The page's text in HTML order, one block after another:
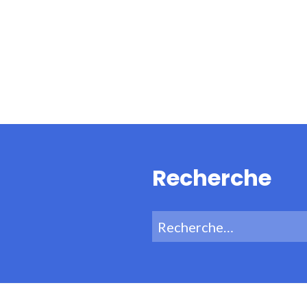
Recherche
Recherche
pour :